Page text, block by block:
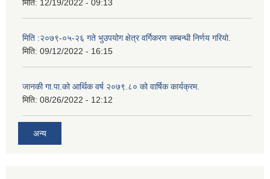
मिति: 12/19/2022 - 09:13
मिति :२०७९-०५-२६ गते भुउपयोग क्षेत्र वर्गिकरण सम्बन्धी निर्णय गरियो.
मिति: 09/12/2022 - 16:15
जानकी गा.पा.को आर्थिक वर्ष २०७९.८० को वार्षिक कार्यक्रम.
मिति: 08/26/2022 - 12:12
अन्य